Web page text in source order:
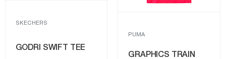
SKECHERS
GODRI SWIFT TEE
PUMA
GRAPHICS TRAIN